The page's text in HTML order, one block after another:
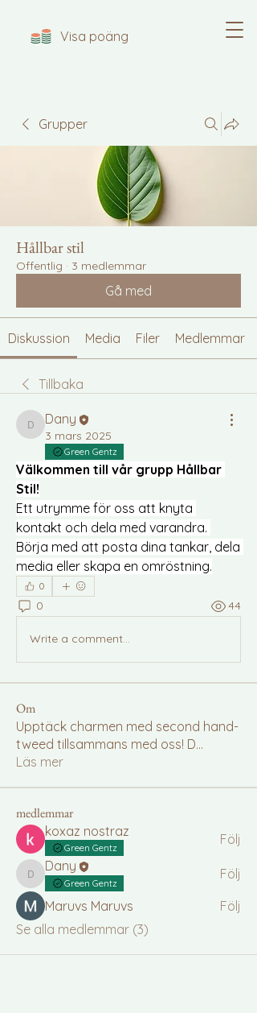
Visa poäng
Grupper
Hållbar stil
Offentlig · 3 medlemmar
Gå med
Diskussion Media Filer Medlemmar
Tillbaka
Dany
Dany
3 mars 2025
Green Gentz
Välkommen till vår grupp Hållbar
Stil!
Ett utrymme för oss att knyta
kontakt och dela med varandra.
Börja med att posta dina tankar, dela
media eller skapa en omröstning.
0
0 44
Write a comment...
Om
Upptäck charmen med second hand-
tweed tillsammans med oss! D...
Läs mer
medlemmar
koxaz nostraz
Green Gentz
Följ
Dany
Dany
Green Gentz
Följ
Maruvs Maruvs
Följ
Se alla medlemmar (3)